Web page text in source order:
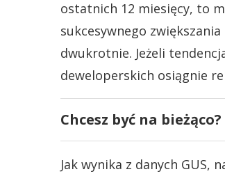
ostatnich 12 miesięcy, to
sukcesywnego
dwukrotnie. Jeżeli
deweloperskich osiągnie
Chcesz być na
Jak wynika z danych GUS,